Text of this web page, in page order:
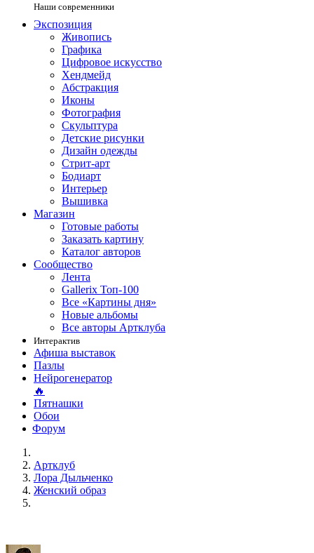
Наши современники
Экспозиция
Живопись
Графика
Цифровое искусство
Хендмейд
Абстракция
Иконы
Фотография
Скульптура
Детские рисунки
Дизайн одежды
Стрит-арт
Бодиарт
Интерьер
Вышивка
Магазин
Готовые работы
Заказать картину
Каталог авторов
Сообщество
Лента
Gallerix Топ-100
Все «Картины дня»
Новые альбомы
Все авторы Артклуба
Интерактив
Афиша выставок
Пазлы
Нейрогенератор
🔥
Пятнашки
Обои
Форум
Артклуб
Лора Дыльченко
Женский образ